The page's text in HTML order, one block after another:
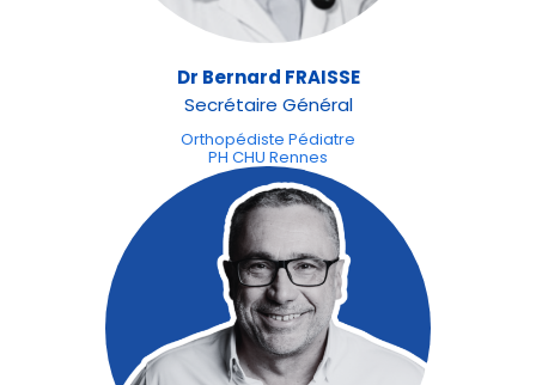
Dr Bernard FRAISSE
Secrétaire Général
Orthopédiste Pédiatre
PH CHU Rennes